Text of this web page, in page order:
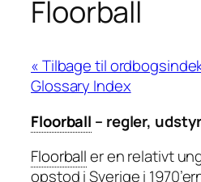
Floorball
Glossary Index
Floorball – regler,
Floorballer en relativt
opstod i Sverige i